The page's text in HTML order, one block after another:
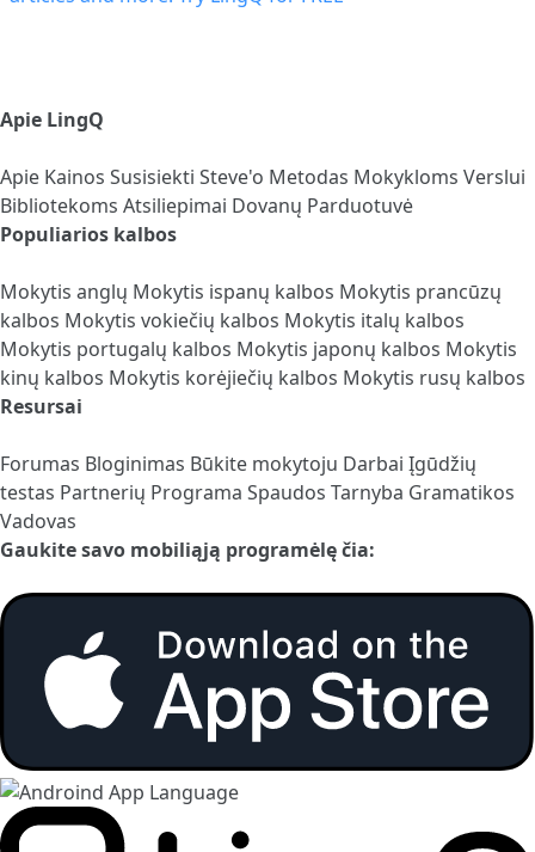
Apie LingQ
Apie Kainos Susisiekti Steve'o Metodas Mokykloms Verslui
Bibliotekoms Atsiliepimai Dovanų Parduotuvė
Populiarios kalbos
Mokytis anglų Mokytis ispanų kalbos Mokytis prancūzų
kalbos Mokytis vokiečių kalbos Mokytis italų kalbos
Mokytis portugalų kalbos Mokytis japonų kalbos Mokytis
kinų kalbos Mokytis korėjiečių kalbos Mokytis rusų kalbos
Resursai
Forumas Bloginimas Būkite mokytoju Darbai Įgūdžių
testas Partnerių Programa Spaudos Tarnyba Gramatikos
Vadovas
Gaukite savo mobiliąją programėlę čia: